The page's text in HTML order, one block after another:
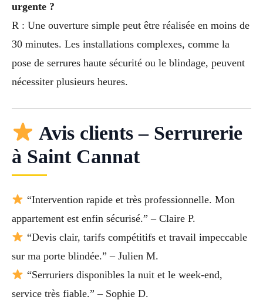
urgente ?
R : Une ouverture simple peut être réalisée en moins de
30 minutes. Les installations complexes, comme la
pose de serrures haute sécurité ou le blindage, peuvent
nécessiter plusieurs heures.
Avis clients – Serrurerie
à Saint Cannat
“Intervention rapide et très professionnelle. Mon
appartement est enfin sécurisé.” – Claire P.
“Devis clair, tarifs compétitifs et travail impeccable
sur ma porte blindée.” – Julien M.
“Serruriers disponibles la nuit et le week-end,
service très fiable.” – Sophie D.